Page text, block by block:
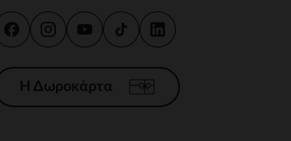
Η Δωροκάρτα